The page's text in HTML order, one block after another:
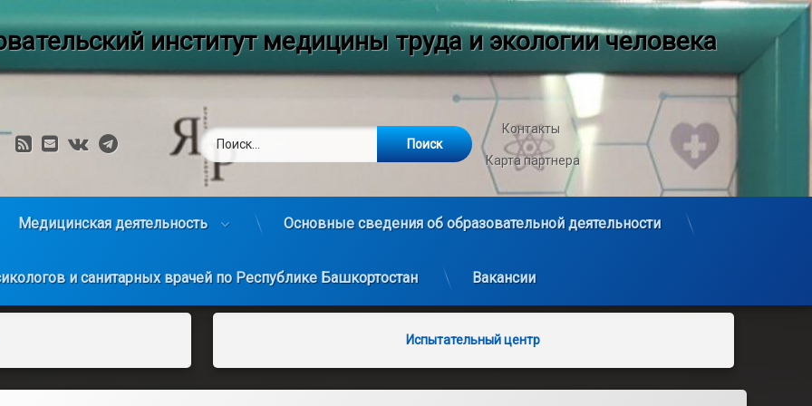
институт медицины труда и экологии человека
RSSE-mail
VK Telegram Найти: Контакты
Карта партнера
Медицинская деятельность Основные сведения об образовательной деятельности
и санитарных врачей по Республике Башкортостан Вакансии
Испытательный центр